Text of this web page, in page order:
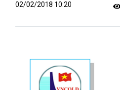
02/02/2018 10:20